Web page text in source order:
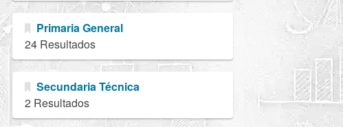
Primaria General
24 Resultados
Secundaria Técnica
2 Resultados